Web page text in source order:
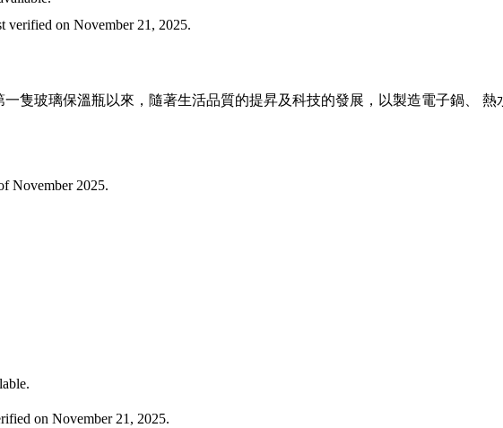
verified on November 21, 2025.
一隻玻璃保溫瓶以來，隨著生活品質的提昇及科技的發展，以製造電子鍋、
November 2025.
on November 21, 2025.